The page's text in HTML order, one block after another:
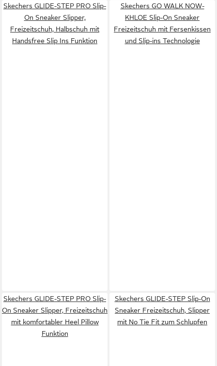
Skechers GLIDE-STEP PRO Slip-
On Sneaker Slipper,
Freizeitschuh, Halbschuh mit
Handsfree Slip Ins Funktion
Skechers GO WALK NOW-
KHLOE Slip-On Sneaker
Freizeitschuh mit Fersenkissen
und Slip-ins Technologie
Skechers GLIDE-STEP PRO Slip-
On Sneaker Slipper, Freizeitschuh
mit komfortabler Heel Pillow
Funktion
Skechers GLIDE-STEP Slip-On
Sneaker Freizeitschuh, Slipper
mit No Tie Fit zum Schlupfen